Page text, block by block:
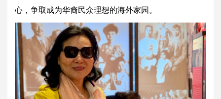
心，争取成为华裔民众理想的海外家园。